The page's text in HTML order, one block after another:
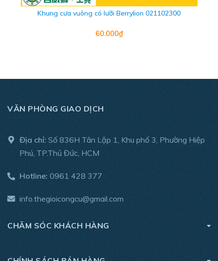
Khung cưa vuông có lưỡi Berrylion 021102300
60.000₫
VĂN PHÒNG GIAO DỊCH
Địa chỉ: Số 836H Tân Lập 1, Khu phố 3, Phường Hiệp
Phú, TP.Thủ Đức, HCM
Hotline: 0961 428 377
info.thegioicongcu@gmail.com
CHĂM SÓC KHÁCH HÀNG